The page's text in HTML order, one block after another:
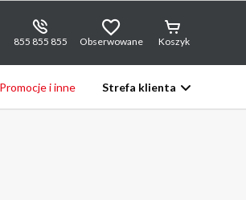
855 855 855 Obserwowane Koszyk
Promocje i inne Strefa klienta